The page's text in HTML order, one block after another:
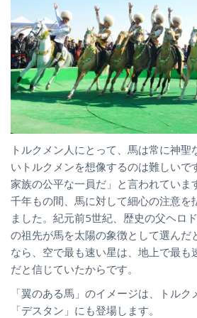
トルクメン人にとって、馬は常に神聖
いトルクメンを想像するのは難しいで
家族の公平な一員だ」と言われていま
千年もの間、馬に対して細心の注意を
ました。紀元前5世紀、歴史の父ヘロ
の祖先が馬を太陽の象徴として選んだ
なら、空で最も速い星は、地上で最も
だと信じていたからです。
「翼のある馬」のイメージは、トル
「デスタン」にも登場します。